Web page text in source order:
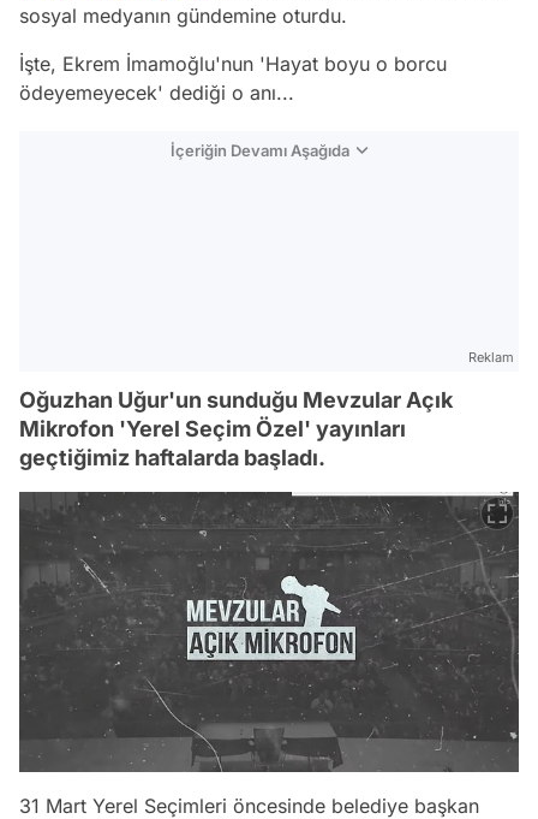
sosyal medyanın gündemine oturdu.
İşte, Ekrem İmamoğlu'nun 'Hayat boyu o borcu
ödeyemeyecek' dediği o anı...
İçeriğin Devamı Aşağıda
Reklam
Oğuzhan Uğur'un sunduğu Mevzular Açık
Mikrofon 'Yerel Seçim Özel' yayınları
geçtiğimiz haftalarda başladı.
31 Mart Yerel Seçimleri öncesinde belediye başkan